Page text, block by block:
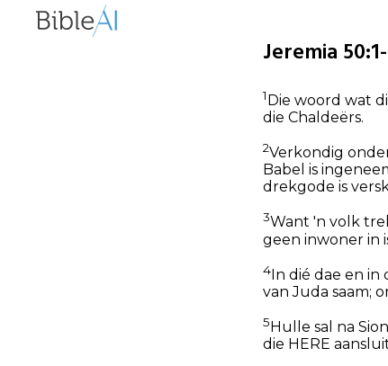
Jeremia
1Die woord wat
die Chaldeërs.
2Verkondig
Babel is
drekgode is
3Want 'n volk
geen inwoner in
4In dié dae en in
van Juda saam;
5 Hulle sal na
die HERE